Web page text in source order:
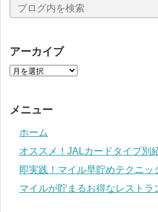
アーカイブ
メニュー
ホーム
オススメ！JALカードタイプ別
即実践！マイル早貯めテクニッ
マイルが貯まるお得なレストラ